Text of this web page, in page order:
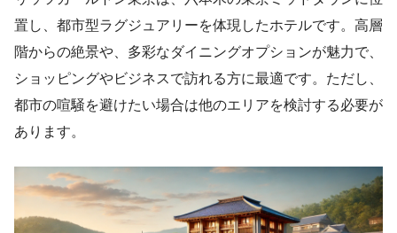
置し、都市型ラグジュアリーを体現したホテルです。高層
階からの絶景や、多彩なダイニングオプションが魅力で、
ショッピングやビジネスで訪れる方に最適です。ただし、
都市の喧騒を避けたい場合は他のエリアを検討する必要が
あります。